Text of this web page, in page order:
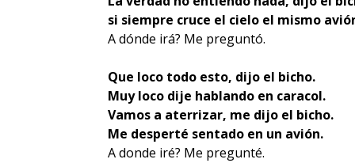
si siempre cruce el cielo el mismo
A dónde irá? Me preguntó.
Que loco todo esto, dijo el bicho.
Muy loco dije hablando en caracol.
Vamos a aterrizar, me dijo el bicho.
Me desperté sentado en un avión.
A donde iré? Me pregunté.